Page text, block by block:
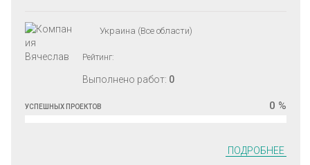
Украина (Все области)
Рейтинг:
Выполнено работ: 0
0 %
УСПЕШНЫХ ПРОЕКТОВ
ПОДРОБНЕЕ